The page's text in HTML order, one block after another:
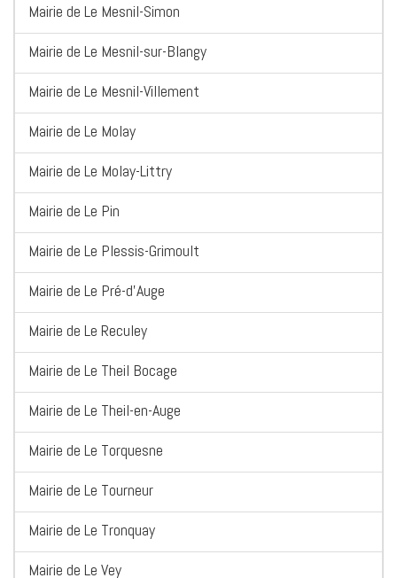
Mairie de Le Mesnil-Simon
Mairie de Le Mesnil-sur-Blangy
Mairie de Le Mesnil-Villement
Mairie de Le Molay
Mairie de Le Molay-Littry
Mairie de Le Pin
Mairie de Le Plessis-Grimoult
Mairie de Le Pré-d'Auge
Mairie de Le Reculey
Mairie de Le Theil Bocage
Mairie de Le Theil-en-Auge
Mairie de Le Torquesne
Mairie de Le Tourneur
Mairie de Le Tronquay
Mairie de Le Vey